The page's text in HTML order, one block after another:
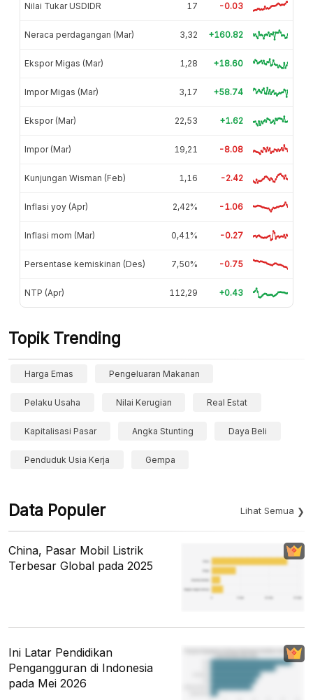
Nilai Tukar USDIDR 17 -0.03
Neraca perdagangan (Mar) 3,32 +160.82
Ekspor Migas (Mar) 1,28 +18.60
Impor Migas (Mar) 3,17 +58.74
Ekspor (Mar) 22,53 +1.62
Impor (Mar) 19,21 -8.08
Kunjungan Wisman (Feb) 1,16 -2.42
Inflasi yoy (Apr) 2,42% -1.06
Inflasi mom (Mar) 0,41% -0.27
Persentase kemiskinan (Des) 7,50% -0.75
NTP (Apr) 112,29 +0.43
Topik Trending
Harga Emas Pengeluaran Makanan
Pelaku Usaha Nilai Kerugian Real Estat
Kapitalisasi Pasar Angka Stunting Daya Beli
Penduduk Usia Kerja Gempa
Data Populer Lihat Semua
China, Pasar Mobil Listrik
Terbesar Global pada 2025
Ini Latar Pendidikan
Pengangguran di Indonesia
pada Mei 2026